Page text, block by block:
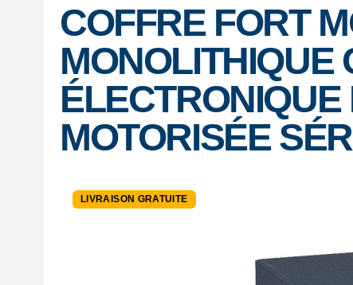
COFFRE FORT
MONOLITHIQUE
ÉLECTRONIQUE
MOTORISÉE
LIVRAISON GRATUITE